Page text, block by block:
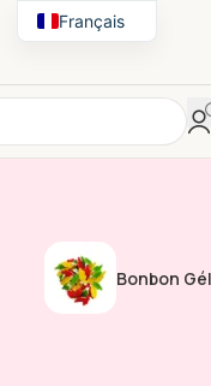
Bonbon
Français